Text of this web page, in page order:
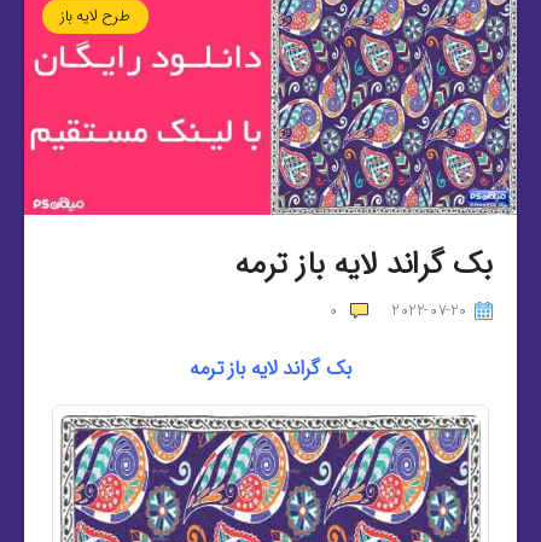
طرح لایه باز
بک گراند لایه باز ترمه
2022-07-20
0
بک گراند لایه باز ترمه